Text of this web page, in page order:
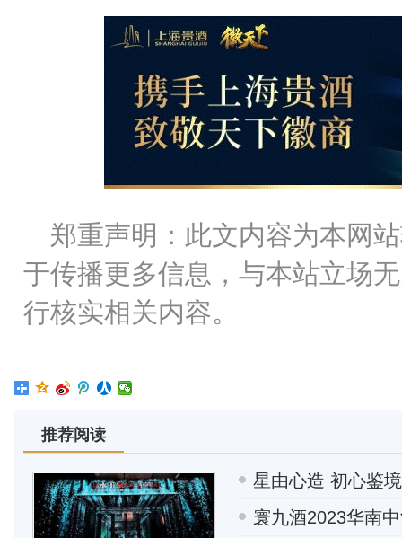
郑重声明：此文内容为本网
于传播更多信息，与本站立场
行核实相关内容。
推荐阅读
星由心造 初心鉴
寰九酒2023华南